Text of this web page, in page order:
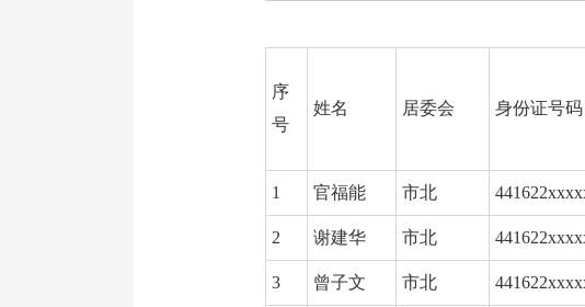
序
号
姓名 居委会 身份证号码
1 官福能 市北
2 谢建华 市北
3 曾子文 市北